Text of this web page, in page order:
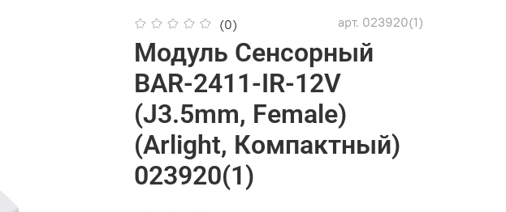
(0) арт. 023920(1)
Модуль Сенсорный
BAR-2411-IR-12V
(J3.5mm, Female)
(Arlight, Компактный)
023920(1)